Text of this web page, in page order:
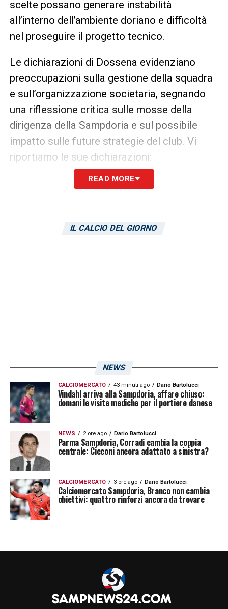
scelte possano generare instabilità
all’interno dell’ambiente doriano e difficoltà
nel proseguire il progetto tecnico.
Le dichiarazioni di Dossena evidenziano
preoccupazioni sulla gestione della squadra
e sull’organizzazione societaria, segnando
una riflessione critica sulle mosse della
dirigenza della Sampdoria e sul possibile
impatto sulle future strategie del club. Vi
riportiamo le sue dichiarazioni:
MANCINI E INVERNIZZI–«La società si è
concludere il rapporto con Mancini e
Invernizzi. Finalmente sono usciti allo
avrebbe dovuto fare nessuna dichiarazione.
Se sei ostaggio di 2-3 procuratori che ti
devono fare il mercato è meglio che stai
zitto. Non puoi mostrare i muscoli quando
non ce li hai. Rischi solo di metterti contro
ancora di più i tifosi. Speriamo che ci dicano
chi sarà l’allenatore nel più breve tempo
possibile. Allenatore straniero? Ci
metterebbe tre mesi per capire quello che
sta succedendo. L’8 di giugno devi aver già
due anni ti ha portato a lottare per non
READ MORE
IL CALCIO DEL GIORNO
NEWS
CALCIOMERCATO 43 minuti ago Dario Bartolucci
Vindahl arriva alla Sampdoria, affare chiuso:
domani le visite mediche per il portiere danese
NEWS 2 ore ago Dario Bartolucci
Parma Sampdoria, Corradi cambia la coppia
centrale: Cicconi ancora adattato a sinistra?
CALCIOMERCATO 3 ore ago Dario Bartolucci
Calciomercato Sampdoria, Branco non cambia
obiettivi: quattro rinforzi ancora da trovare